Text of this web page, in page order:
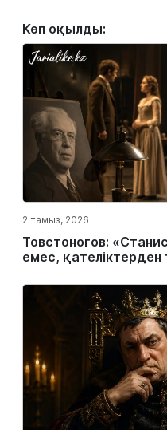
Көп оқылды:
2 тамыз, 2026
Товстоногов:
емес, қателіктерден